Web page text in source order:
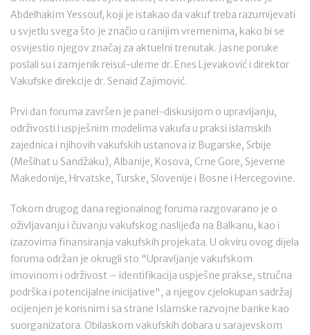
Abdelhakim Yessouf, koji je istakao da vakuf treba razumijevati
u svjetlu svega što je značio u ranijim vremenima, kako bi se
osvijestio njegov značaj za aktuelni trenutak. Jasne poruke
poslali su i zamjenik reisul-uleme dr. Enes Ljevaković i direktor
Vakufske direkcije dr. Senaid Zajimović.
Prvi dan foruma završen je panel-diskusijom o upravljanju,
održivosti i uspješnim modelima vakufa u praksi islamskih
zajednica i njihovih vakufskih ustanova iz Bugarske, Srbije
(Mešihat u Sandžaku), Albanije, Kosova, Crne Gore, Sjeverne
Makedonije, Hrvatske, Turske, Slovenije i Bosne i Hercegovine.
Tokom drugog dana regionalnog foruma razgovarano je o
oživljavanju i čuvanju vakufskog naslijeđa na Balkanu, kao i
izazovima finansiranja vakufskih projekata. U okviru ovog dijela
foruma održan je okrugli sto "Upravljanje vakufskom
imovinom i održivost – identifikacija uspješne prakse, stručna
podrška i potencijalne inicijative", a njegov cjelokupan sadržaj
ocijenjen je korisnim i sa strane Islamske razvojne banke kao
suorganizatora. Obilaskom vakufskih dobara u sarajevskom